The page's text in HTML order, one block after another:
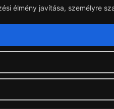
élmény javítása, személyre